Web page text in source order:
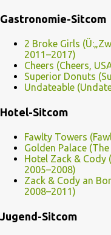
Gastronomie-Sitcom
2 Broke Girls
2011–2017)
Cheers (Cheers,
Superior Donuts
Undateable
Hotel-Sitcom
Fawlty Towers
Golden Palace
Hotel Zack & Cody
2005–2008)
Zack & Cody an
2008–2011)
Jugend-Sitcom